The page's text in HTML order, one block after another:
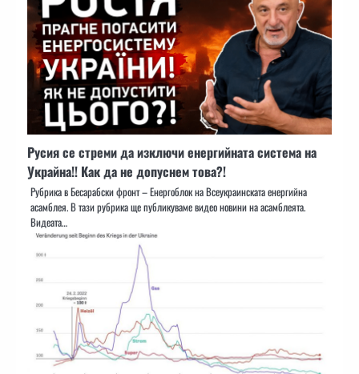
Русия се стреми да изключи енергийната система на
Украйна!! Как да не допуснем това?!
Рубрика в Бесарабски фронт – Енергоблок на Всеукраинската енергийна
асамблея. В тази рубрика ще публикуваме видео новини на асамблеята.
Видеата…